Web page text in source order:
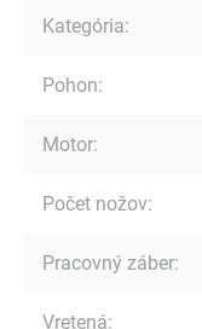
Kategória:
Pohon:
Motor:
Počet nožov:
Pracovný záber:
Vretená: